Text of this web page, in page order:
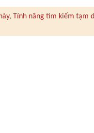
Tính năng tìm kiếm